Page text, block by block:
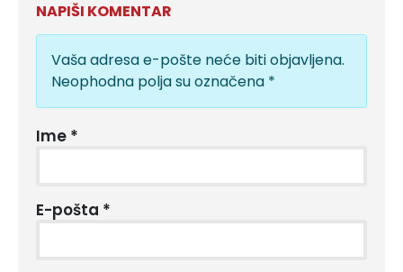
NAPIŠI KOMENTAR
Vaša adresa e-pošte neće biti objavljena.
Neophodna polja su označena *
Ime *
E-pošta *